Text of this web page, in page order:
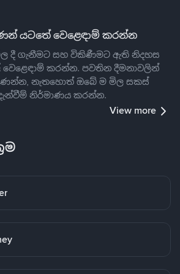
යටතේ වෙළෙඳාම් කරන්න
දී ගැනීමට සහ විකිණීමට ඇති නිදහස
කරන්න. පවතින දීමනාවලින්
නැතහොත් ඔබේ ම මිල සකස්
නිර්මාණය කරන්න.
View more